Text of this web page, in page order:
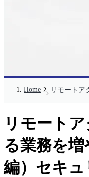
Home リモートア
リモート
る業務を
編）セキュ